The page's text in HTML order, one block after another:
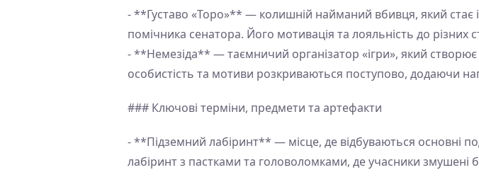
- **Густаво «Торо»** — колишній найманий вбивця, який стає
помічника сенатора. Його мотивація та лояльність до
- **Немезіда** — таємничий організатор «ігри», який
особистість та мотиви розкриваються поступово, додаючи
### Ключові терміни, предмети та артефакти
- **Підземний лабіринт** — місце, де відбуваються основні
лабіринт з пастками та головоломками, де учасники змушені